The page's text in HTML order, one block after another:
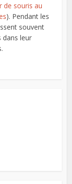
de souris au
). Pendant les
souvent
dans leur